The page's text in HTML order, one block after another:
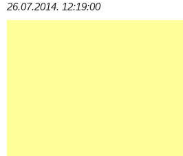
26.07.2014. 12:19:00